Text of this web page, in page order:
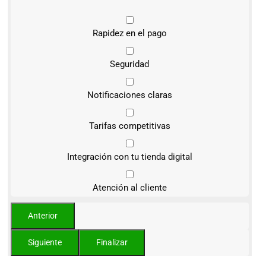
Rapidez en el pago
Seguridad
Notificaciones claras
Tarifas competitivas
Integración con tu tienda digital
Atención al cliente